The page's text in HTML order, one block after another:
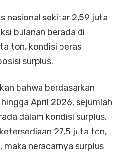
nasional sekitar 2,59 juta
bulanan berada di
ton, kondisi beras
surplus.
bahwa berdasarkan
hingga April 2026, sejumlah
dalam kondisi surplus.
27,5 juta ton,
neracarnya surplus